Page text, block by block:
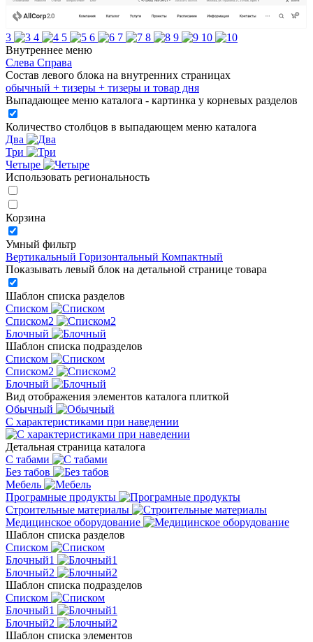
3 4 5 6 7 8 9
10
Внутреннее меню
Слева Справа
Состав левого блока на внутренних страницах
обычный + тизеры + тизеры и товар дня
Выпадающее меню каталога - картинка у корневых разделов
Количество столбцов в выпадающем меню каталога
Два
Три
Четыре
Использовать региональность
Корзина
Умный фильтр
Вертикальный Горизонтальный Компактный
Показывать левый блок на детальной странице товара
Шаблон списка разделов
Списком
Списком2
Блочный
Шаблон списка подразделов
Списком
Списком2
Блочный
Вид отображения элементов каталога плиткой
Обычный
С характеристиками при наведении
Детальная страница каталога
С табами
Без табов
Мебель
Програмные продукты
Строительные материалы
Медицинское оборудование
Шаблон списка разделов
Списком
Блочный1
Блочный2
Шаблон списка подразделов
Списком
Блочный1
Блочный2
Шаблон списка элементов